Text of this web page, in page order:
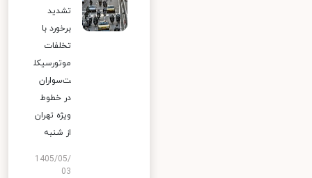
تشدید
برخورد با
تخلفات
موتورسیکل
ت‌سواران
در خطوط
ویژه تهران
از شنبه
1405/05/
03